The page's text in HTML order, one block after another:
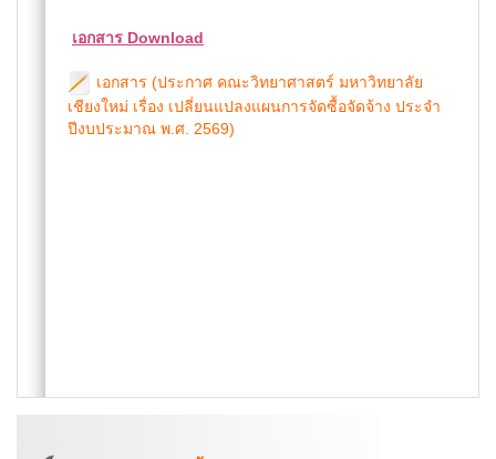
เอกสาร Download
เอกสาร (ประกาศ คณะวิทยาศาสตร์ มหาวิทยาลัย
เชียงใหม่ เรื่อง เปลี่ยนแปลงแผนการจัดซื้อจัดจ้าง ประจำ
ปีงบประมาณ พ.ศ. 2569)